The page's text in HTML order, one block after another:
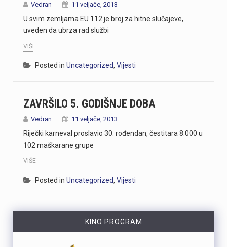
Vedran 11 veljače, 2013
U svim zemljama EU 112 je broj za hitne slučajeve,
uveden da ubrza rad službi
VIŠE
Posted in Uncategorized, Vijesti
ZAVRŠILO 5. GODIŠNJE DOBA
Vedran 11 veljače, 2013
Riječki karneval proslavio 30. rođendan, čestitara 8.000 u
102 maškarane grupe
VIŠE
Posted in Uncategorized, Vijesti
KINO PROGRAM